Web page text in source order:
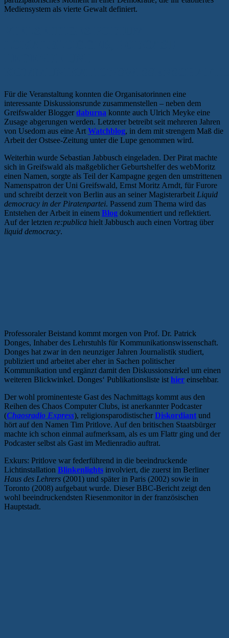
Mediensystem als vierte Gewalt definiert.
Für die Veranstaltung konnten die Organisatorinnen eine
interessante Diskussionsrunde zusammenstellen – neben dem
Greifswalder Blogger daburna konnte auch Ulrich Meyke eine
Zusage abgerungen werden. Letzterer betreibt seit mehreren Jahren
von Usedom aus eine Art Watchblog, in dem mit strengem Maß die
Arbeit der Ostsee-Zeitung unter die Lupe genommen wird.
Weiterhin wurde Sebastian Jabbusch eingeladen. Der Pirat machte
sich in Greifswald als maßgeblicher Geburtshelfer des webMoritz
einen Namen, sorgte als Teil der Kampagne gegen den umstrittenen
Namenspatron der Uni Greifswald, Ernst Moritz Arndt, für Furore
und schreibt derzeit von Berlin aus an seiner Magisterarbeit Liquid
democracy in der Piratenpartei. Passend zum Thema wird das
Entstehen der Arbeit in einem Blog dokumentiert und reflektiert.
Auf der letzten re:publica hielt Jabbusch auch einen Vortrag über
liquid democracy.
Professoraler Beistand kommt morgen von Prof. Dr. Patrick
Donges, Inhaber des Lehrstuhls für Kommunikationswissenschaft.
Donges hat zwar in den neunziger Jahren Journalistik studiert,
publiziert und arbeitet aber eher in Sachen politischer
Kommunikation und ergänzt damit den Diskussionszirkel um einen
weiteren Blickwinkel. Donges‘ Publikationsliste ist hier einsehbar.
Der wohl prominenteste Gast des Nachmittags kommt aus den
Reihen des Chaos Computer Clubs, ist anerkannter Podcaster
(Chaosradio Express), religionsparodistischer Diskordiant und
hört auf den Namen Tim Pritlove. Auf den britischen Staatsbürger
machte ich schon einmal aufmerksam, als es um Flattr ging und der
Podcaster selbst als Gast im Medienradio auftrat.
Exkurs: Pritlove war federführend in die beeindruckende
Lichtinstallation Blinkenlights involviert, die zuerst im Berliner
Haus des Lehrers (2001) und später in Paris (2002) sowie in
Toronto (2008) aufgebaut wurde. Dieser BBC-Bericht zeigt den
wohl beeindruckendsten Riesenmonitor in der französischen
Hauptstadt.